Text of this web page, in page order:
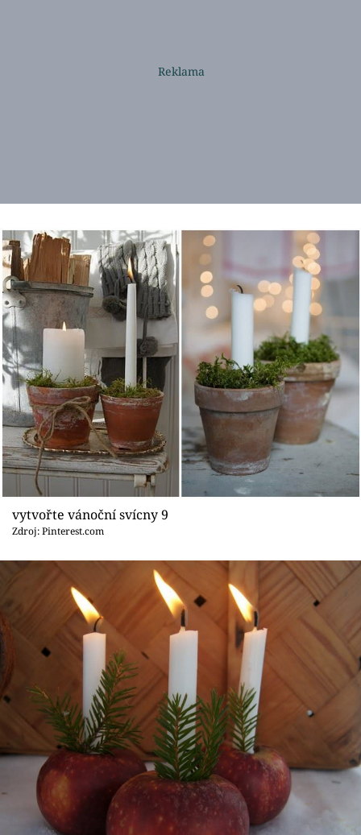
vytvořte vánoční svícny 9
Zdroj: Pinterest.com